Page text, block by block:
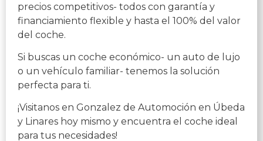
precios competitivos- todos con garantía y
financiamiento flexible y hasta el 100% del valor
del coche.
Si buscas un coche económico- un auto de lujo
o un vehículo familiar- tenemos la solución
perfecta para ti.
¡Visitanos en Gonzalez de Automoción en Úbeda
y Linares hoy mismo y encuentra el coche ideal
para tus necesidades!